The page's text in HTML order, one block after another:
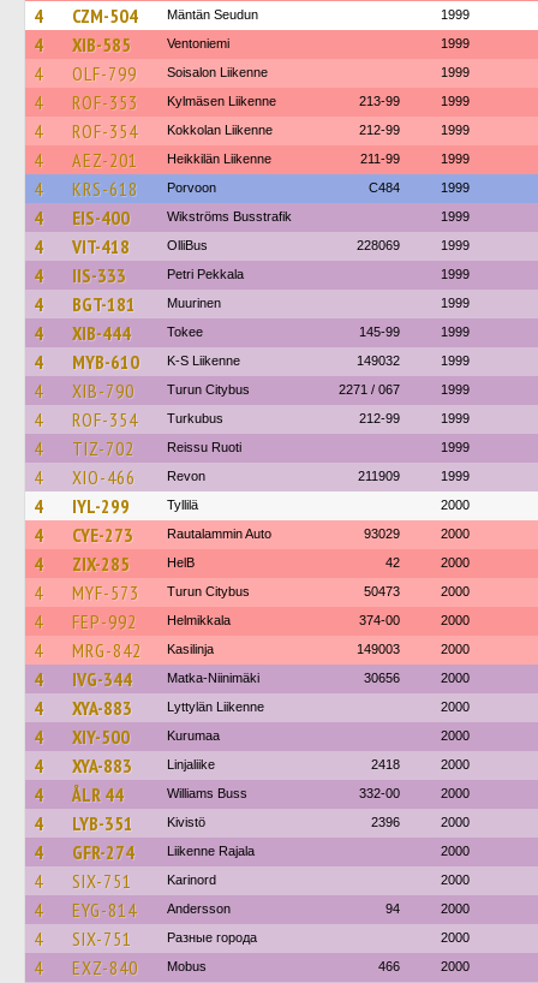
4 CZM-504 Mäntän Seudun 1999
4 XIB-585 Ventoniemi 1999
4 OLF-799 Soisalon Liikenne 1999
4 ROF-353 Kylmäsen Liikenne 213-99 1999
4 ROF-354 Kokkolan Liikenne 212-99 1999
4 AEZ-201 Heikkilän Liikenne 211-99 1999
4 KRS-618 Porvoon C484 1999
4 EIS-400 Wikströms Busstrafik 1999
4 VIT-418 OlliBus 228069 1999
4 IIS-333 Petri Pekkala 1999
4 BGT-181 Muurinen 1999
4 XIB-444 Tokee 145-99 1999
4 MYB-610 K-S Liikenne 149032 1999
4 XIB-790 Turun Citybus 2271 / 067 1999
4 ROF-354 Turkubus 212-99 1999
4 TIZ-702 Reissu Ruoti 1999
4 XIO-466 Revon 211909 1999
4 IYL-299 Tyllilä 2000
4 CYE-273 Rautalammin Auto 93029 2000
4 ZIX-285 HelB 42 2000
4 MYF-573 Turun Citybus 50473 2000
4 FEP-992 Helmikkala 374-00 2000
4 MRG-842 Kasilinja 149003 2000
4 IVG-344 Matka-Niinimäki 30656 2000
4 XYA-883 Lyttylän Liikenne 2000
4 XIY-500 Kurumaa 2000
4 XYA-883 Linjaliike 2418 2000
4 ÅLR 44 Williams Buss 332-00 2000
4 LYB-351 Kivistö 2396 2000
4 GFR-274 Liikenne Rajala 2000
4 SIX-751 Karinord 2000
4 EYG-814 Andersson 94 2000
4 SIX-751 Разные города 2000
4 EXZ-840 Mobus 466 2000